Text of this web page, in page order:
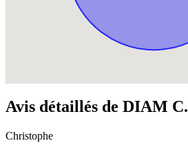
Avis détaillés de DIAM C.
Christophe